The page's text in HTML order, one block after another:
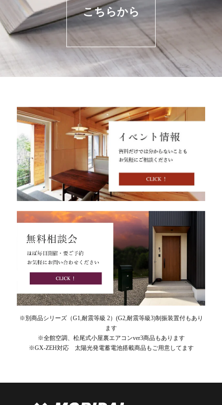
こちらから
※別商品シリーズ（G1,耐震等級 2）(G2,耐震等級3)制振装置付もあり
ます
※全館空調、松尾式小屋裏エアコンver3商品もあります
※GX-ZEH対応 太陽光発電蓄電池搭載商品もご用意してます